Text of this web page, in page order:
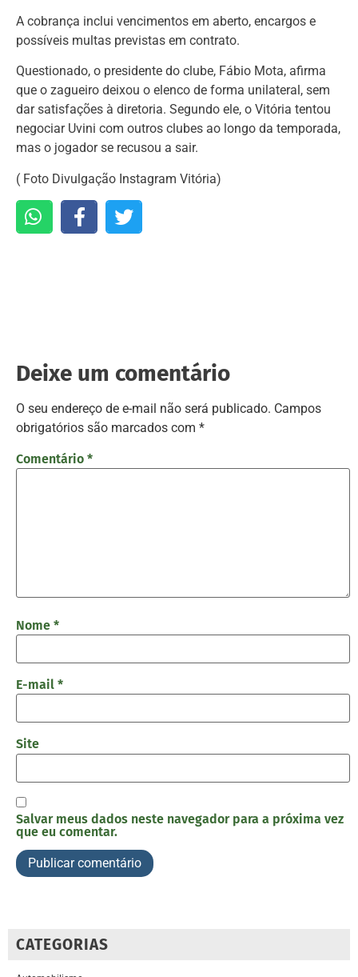
A cobrança inclui vencimentos em aberto, encargos e
possíveis multas previstas em contrato.
Questionado, o presidente do clube, Fábio Mota, afirma
que o zagueiro deixou o elenco de forma unilateral, sem
dar satisfações à diretoria. Segundo ele, o Vitória tentou
negociar Uvini com outros clubes ao longo da temporada,
mas o jogador se recusou a sair.
( Foto Divulgação Instagram Vitória)
Deixe um comentário
O seu endereço de e-mail não será publicado. Campos
obrigatórios são marcados com *
Comentário *
Nome *
E-mail *
Site
Salvar meus dados neste navegador para a próxima vez
que eu comentar.
CATEGORIAS